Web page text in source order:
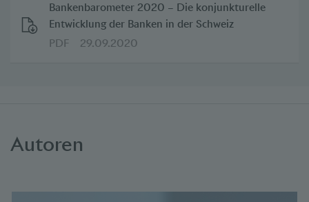
Bankenbarometer 2020 – Die konjunkturelle
Entwicklung der Banken in der Schweiz
PDF
29.09.2020
Autoren